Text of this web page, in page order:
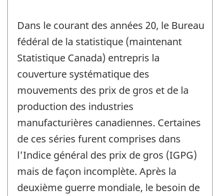
Dans le courant des années 20, le Bureau
fédéral de la statistique (maintenant
Statistique Canada) entrepris la
couverture systématique des
mouvements des prix de gros et de la
production des industries
manufacturières canadiennes. Certaines
de ces séries furent comprises dans
l'Indice général des prix de gros (IGPG)
mais de façon incomplète. Après la
deuxième guerre mondiale, le besoin de